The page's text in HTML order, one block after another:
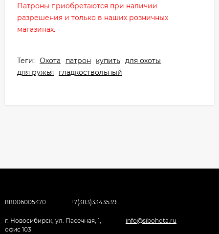
Патроны приобретаются при наличии
разрешения и только в наших розничных
магазинах.
Теги: Охота патрон купить для охоты
для ружья
гладкоствольный
88006005470 +7(383)3343539
г. Новосибирск, ул. Пасечная, 1,
офис 103
info@sibohota.ru